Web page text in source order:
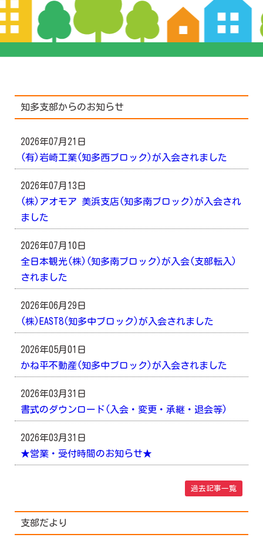
知多支部からのお知らせ
2026年07月21日
(有)岩崎工業(知多西ブロック)が入会されました
2026年07月13日
(株)アオモア 美浜支店(知多南ブロック)が入会され
ました
2026年07月10日
全日本観光(株)(知多南ブロック)が入会(支部転入)
されました
2026年06月29日
(株)EAST8(知多中ブロック)が入会されました
2026年05月01日
かね平不動産(知多中ブロック)が入会されました
2026年03月31日
書式のダウンロード(入会・変更・承継・退会等)
2026年03月31日
★営業・受付時間のお知らせ★
過去記事一覧
支部だより